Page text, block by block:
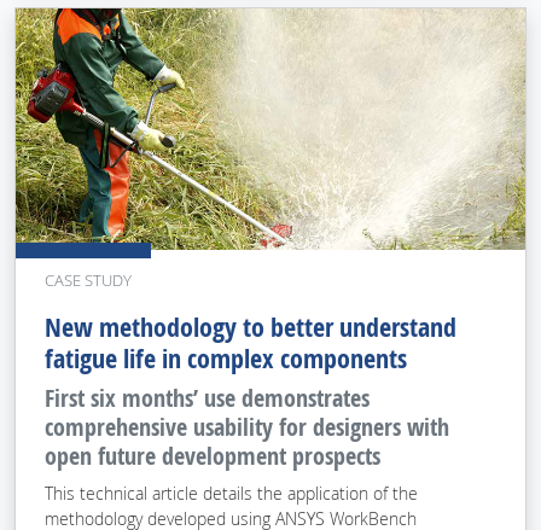
CASE STUDY
New methodology to better understand
fatigue life in complex components
First six months’ use demonstrates
comprehensive usability for designers with
open future development prospects
This technical article details the application of the
methodology developed using ANSYS WorkBench